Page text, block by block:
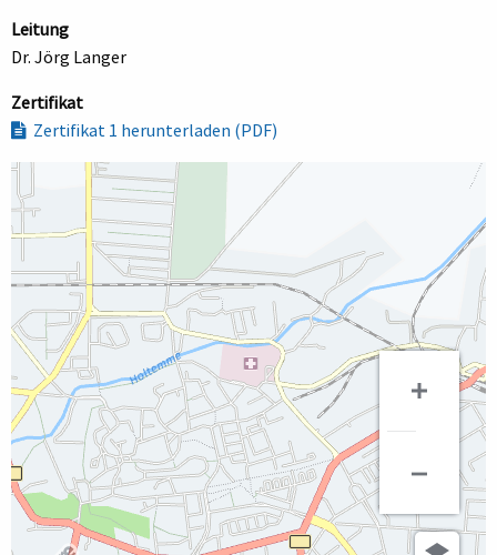
Leitung
Dr. Jörg Langer
Zertifikat
Zertifikat 1 herunterladen (PDF)